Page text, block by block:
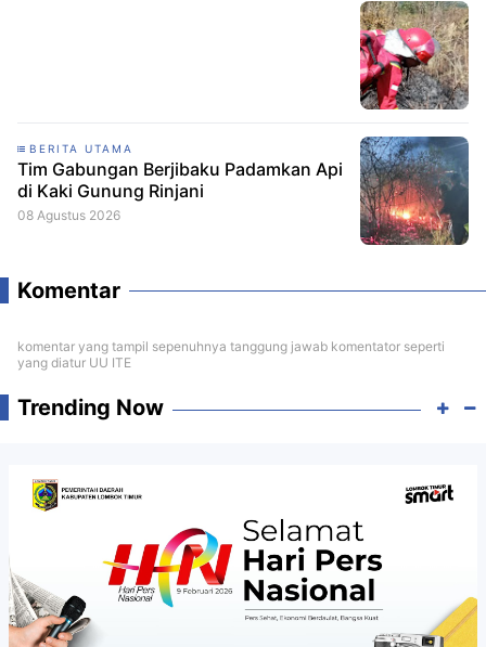
BERITA UTAMA
Tim Gabungan Berjibaku Padamkan Api
di Kaki Gunung Rinjani
08 Agustus 2026
Komentar
komentar yang tampil sepenuhnya tanggung jawab komentator seperti
yang diatur UU ITE
Trending Now